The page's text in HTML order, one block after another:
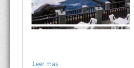
Leer mas